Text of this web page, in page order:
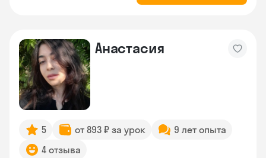
Анастасия
5 от 893 ₽ за урок
9 лет опыта
4 отзыва